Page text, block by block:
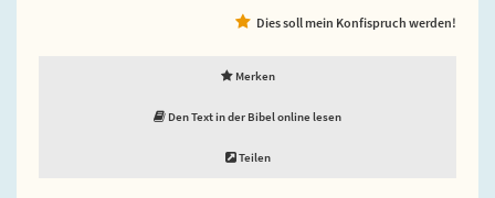
Dies soll mein Konfispruch werden!
Merken
Den Text in der Bibel online lesen
Teilen